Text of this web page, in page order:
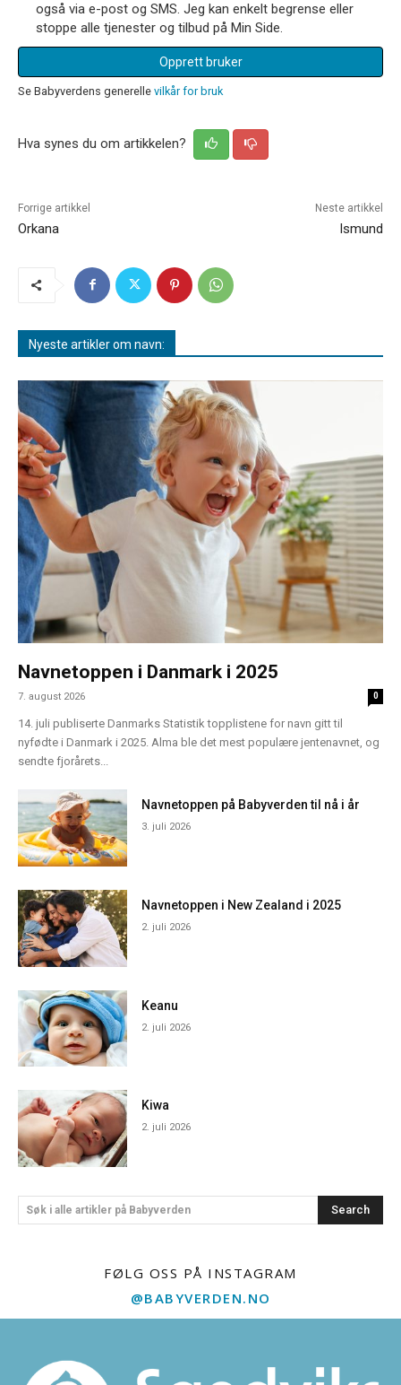
også via e-post og SMS. Jeg kan enkelt begrense eller
stoppe alle tjenester og tilbud på Min Side.
Opprett bruker
Se Babyverdens generelle vilkår for bruk
Hva synes du om artikkelen?
Forrige artikkel
Orkana
Neste artikkel
Ismund
Nyeste artikler om navn:
Navnetoppen i Danmark i 2025
7. august 2026 0
14. juli publiserte Danmarks Statistik topplistene for navn gitt til
nyfødte i Danmark i 2025. Alma ble det mest populære jentenavnet, og
sendte fjorårets...
Navnetoppen på Babyverden til nå i år
3. juli 2026
Navnetoppen i New Zealand i 2025
2. juli 2026
Keanu
2. juli 2026
Kiwa
2. juli 2026
Søk i alle artikler på Babyverden Search
FØLG OSS PÅ INSTAGRAM
@BABYVERDEN.NO